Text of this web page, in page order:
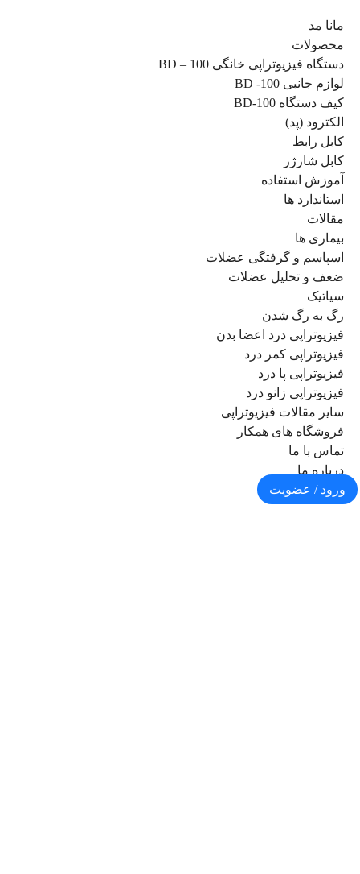
مانا مد
محصولات
دستگاه فیزیوتراپی خانگی BD – 100
لوازم جانبی BD -100
کیف دستگاه BD-100
الکترود (پد)
کابل رابط
کابل شارژر
آموزش استفاده
استاندارد ها
مقالات
بیماری ها
اسپاسم و گرفتگی عضلات
ضعف و تحلیل عضلات
سیاتیک
رگ به رگ شدن
فیزیوتراپی درد اعضا بدن
فیزیوتراپی کمر درد
فیزیوتراپی پا درد
فیزیوتراپی زانو درد
سایر مقالات فیزیوتراپی
فروشگاه های همکار
تماس با ما
درباره ما
ورود / عضویت